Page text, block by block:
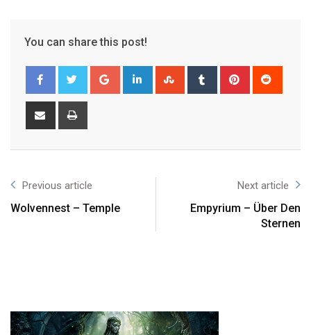
You can share this post!
Previous article
Wolvennest – Temple
Next article
Empyrium – Über Den
Sternen